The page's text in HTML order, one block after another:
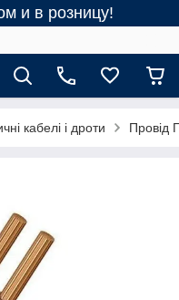
и в розницу!
кабелі і дроти Провід